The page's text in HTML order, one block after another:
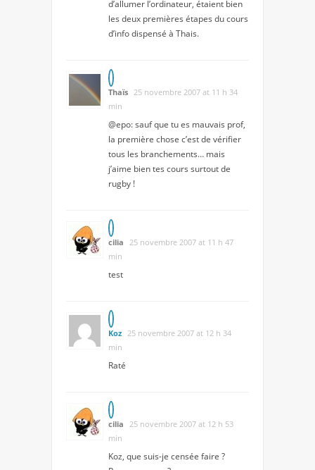
d’allumer l’ordinateur, étaient bien
les deux premières étapes du cours
d’info dispensé à Thais.
Thaïs 25 novembre 2007 at 11 h 34
min
@epo: sauf que tu es mauvais prof,
la première chose c’est de vérifier
tous les branchements… mais
j’aime bien tes cours surtout de
rugby !
cilia
25 novembre 2007 at 11 h 47
min
test
Koz 25 novembre 2007 at 12 h 34
min
Raté
cilia
25 novembre 2007 at 12 h 53
min
Koz, que suis-je censée faire ?